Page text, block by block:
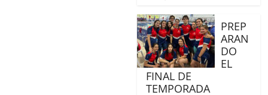
PREP
ARAN
DO
EL
FINAL DE
TEMPORADA